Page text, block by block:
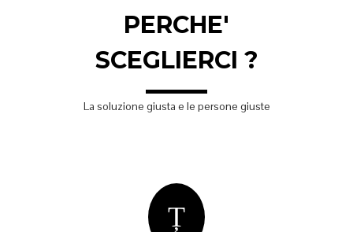
PERCHE'
SCEGLIERCI ?
La soluzione giusta e le persone giuste